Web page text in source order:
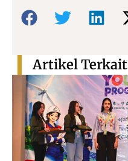
Bagikan:
Artikel Terkait